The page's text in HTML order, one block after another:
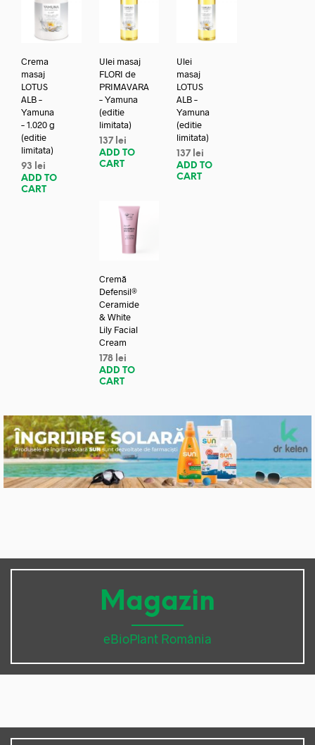
Crema
masaj
LOTUS
ALB –
Yamuna
– 1.020 g
(editie
limitata)
93
lei
ADD TO
CART
Ulei masaj
FLORI de
PRIMAVARA
– Yamuna
(editie
limitata)
137 lei
ADD TO
CART
Ulei
masaj
LOTUS
ALB –
Yamuna
(editie
limitata)
137 lei
ADD TO
CART
Cremă
Defensil®
Ceramide
& White
Lily Facial
Cream
178 lei
ADD TO
CART
Magazin
eBioPlant România